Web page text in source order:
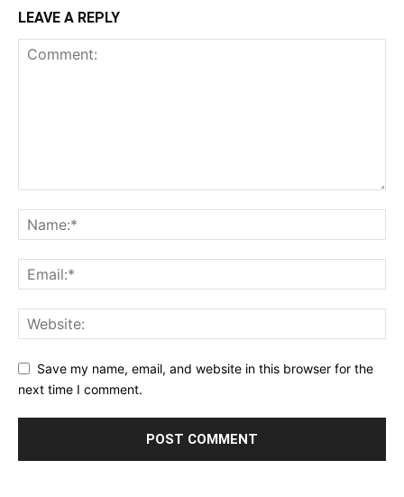
LEAVE A REPLY
Save my name, email, and website in this browser for the
next time I comment.